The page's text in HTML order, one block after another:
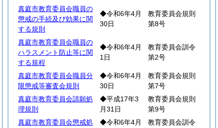
真庭市教育委員会職員の
懲戒の手続及び効果に関
する規則
◆令和6年4月
30日
教育委員会規則
第8号
真庭市教育委員会職員の
ハラスメント防止等に関
する規程
◆令和6年4月
1日
教育委員会訓令
第2号
真庭市教育委員会職員分
限懲戒等審査会規則
◆令和6年4月
30日
教育委員会規則
第7号
真庭市教育委員会請願処
理規則
◆平成17年3
月31日
教育委員会規則
第9号
真庭市教育委員会懲戒処
◆令和6年4月
教育委員会訓令